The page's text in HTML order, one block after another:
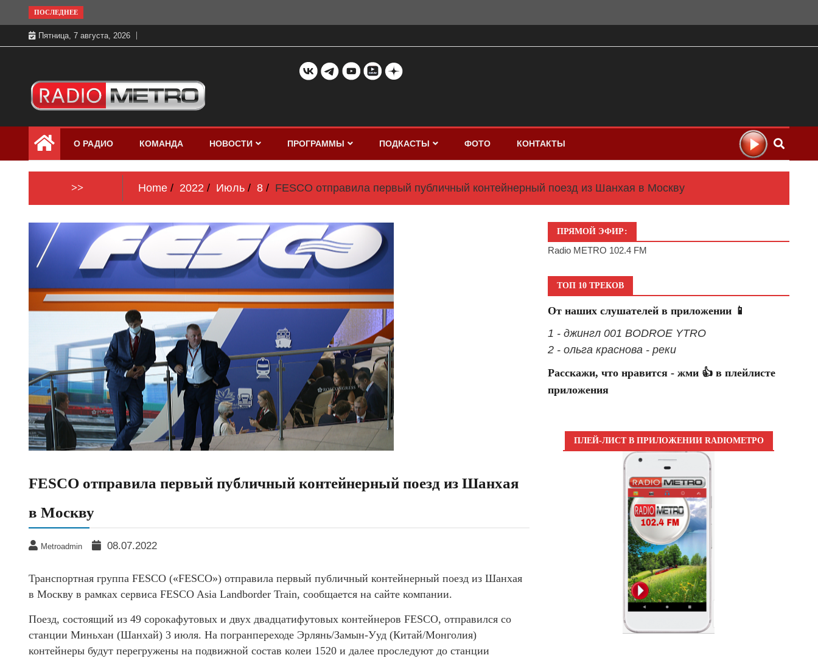
to
content
ПОСЛЕДНЕЕ
Пятница, 7 августа, 2026
Радио МЕТРО
бесплатно в хорошем качестве Санкт-
Петербург и Россия
О РАДИО КОМАНДА НОВОСТИ ПРОГРАММЫ ПОДКАСТЫ ФОТО КОНТАКТЫ
>> Home 2022 Июль 8 FESCO отправила первый публичный контейнерный поезд из Шанхая в Москву
FESCO отправила первый публичный контейнерный поезд из Шанхая
в Москву
Metroadmin 08.07.2022
Транспортная группа FESCO («FESCO») отправила первый публичный контейнерный поезд из Шанхая
в Москву в рамках сервиса FESCO Asia Landborder Train, сообщается на сайте компании.
Поезд, состоящий из 49 сорокафутовых и двух двадцатифутовых контейнеров FESCO, отправился со
станции Миньхан (Шанхай) 3 июля. На погранпереходе Эрлянь/Замын-Ууд (Китай/Монголия)
контейнеры будут перегружены на подвижной состав колеи 1520 и далее проследуют до станции
ПРЯМОЙ ЭФИР:
Radio METRO 102.4 FM
ТОП 10 ТРЕКОВ
От наших слушателей в приложении 📱
1 - джингл 001 BODROE YTRO
2 - ольга краснова - реки
Расскажи, что нравится - жми 👍 в плейлисте
приложения
ПЛЕЙ-ЛИСТ В ПРИЛОЖЕНИИ RADIOМЕТРО